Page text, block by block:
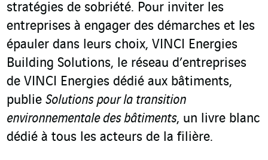
stratégies de sobriété. Pour inviter les
entreprises à engager des démarches et les
épauler dans leurs choix, VINCI Energies
Building Solutions, le réseau d’entreprises
de VINCI Energies dédié aux bâtiments,
publie Solutions pour la transition
environnementale des bâtiments, un livre blanc
dédié à tous les acteurs de la filière.